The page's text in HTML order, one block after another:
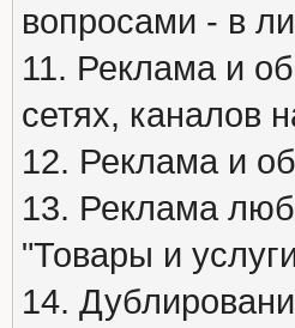
вопросами - в
11. Реклама и
сетях, каналов
12. Реклама и
13. Реклама
"Товары и
14.